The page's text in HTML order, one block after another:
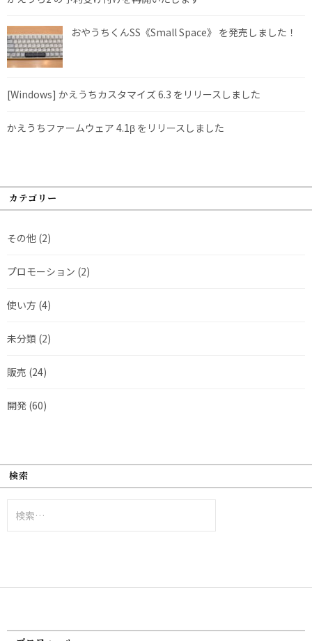
おやうちくんSS《Small Space》 を発売しました！
[Windows] かえうちカスタマイズ 6.3 をリリースしました
かえうちファームウェア 4.1β をリリースしました
カテゴリー
その他 (2)
プロモーション (2)
使い方 (4)
未分類 (2)
販売 (24)
開発 (60)
検索
索: